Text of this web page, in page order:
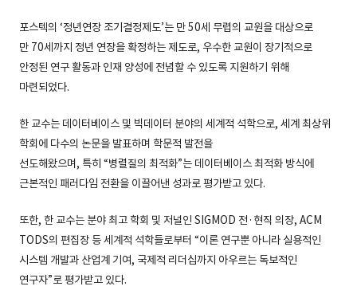
포스텍의 ‘정년연장 조기결정제도’는 만 50세 무렵의 교원을 대상으로
만 70세까지 정년 연장을 확정하는 제도로, 우수한 교원이 장기적으로
안정된 연구 활동과 인재 양성에 전념할 수 있도록 지원하기 위해
마련되었다.
한 교수는 데이터베이스 및 빅데이터 분야의 세계적 석학으로, 세계 최상위
학회에 다수의 논문을 발표하며 학문적 발전을
선도해왔으며, 특히 “병렬질의 최적화”는 데이터베이스 최적화 방식에
근본적인 패러다임 전환을 이끌어낸 성과로 평가받고 있다.
또한, 한 교수는 분야 최고 학회 및 저널인 SIGMOD 전·현직 의장, ACM
TODS의 편집장 등 세계적 석학들로부터 “이론 연구뿐 아니라 실용적인
시스템 개발과 산업계 기여, 국제적 리더십까지 아우르는 독보적인
연구자”로 평가받고 있다.